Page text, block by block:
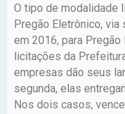
O tipo de modalidade
Pregão Eletrônico, via
em 2016, para
licitações da
empresas dão seus
segunda, elas
Nos dois casos,